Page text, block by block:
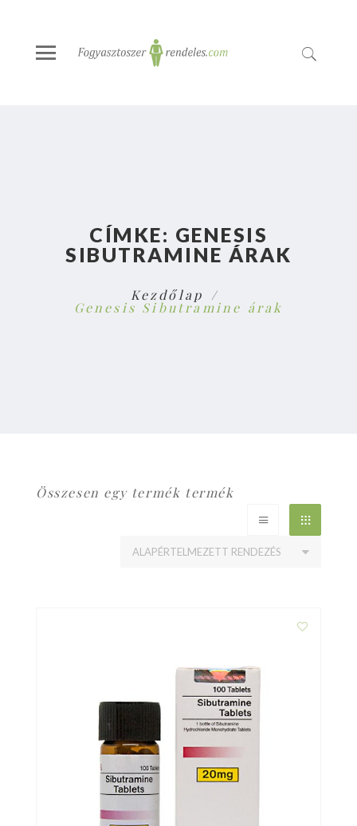
CÍMKE: GENESIS
SIBUTRAMINE ÁRAK
Kezdőlap
Genesis Sibutramine árak
Összesen egy termék termék